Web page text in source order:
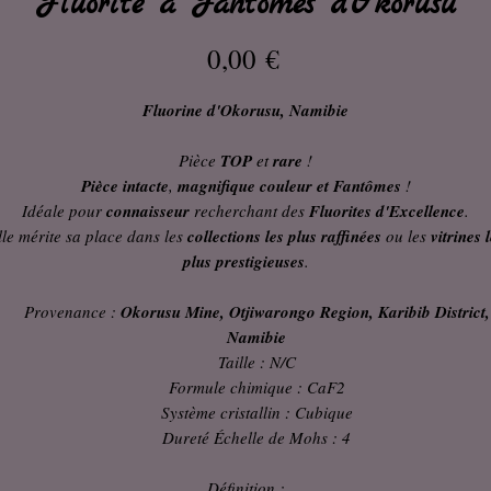
0,00 €Prix
Fluorine d'Okorusu, Namibie
Pièce TOP et rare !
Pièce intacte, magnifique couleur et Fantômes !
Idéale pour connaisseur recherchant des Fluorites d'Excellence.
mérite sa place dans les collections les plus raffinées ou les vitrines
plus prestigieuses.
Provenance : Okorusu Mine, Otjiwarongo Region, Karibib District,
Namibie
Taille : N/C
Formule chimique : CaF2
Système cristallin : Cubique
Dureté Échelle de Mohs : 4